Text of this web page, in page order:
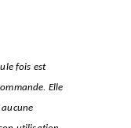
fois est
Elle